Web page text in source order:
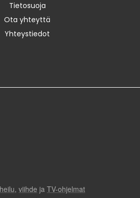
Tietosuoja
Ota yhteyttä
Yhteystiedot